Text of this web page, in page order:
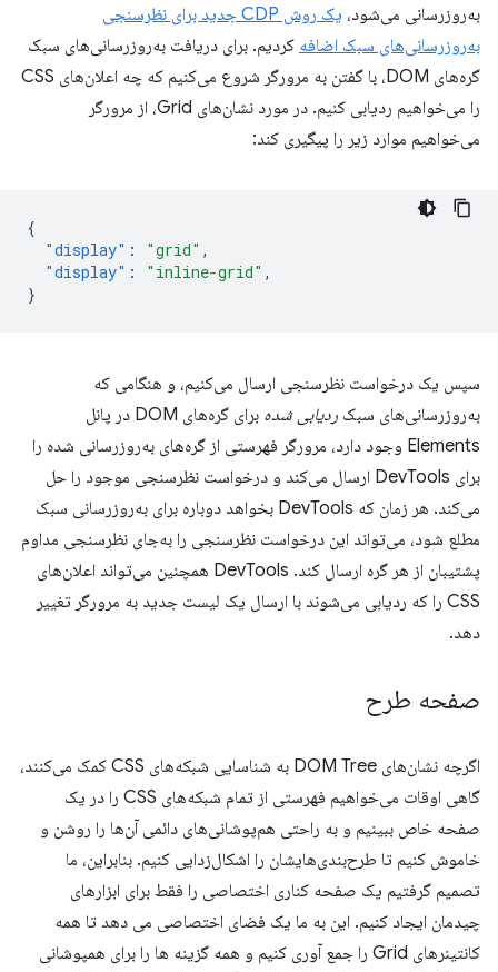
به‌روزرسانی می‌شود،
یک روش CDP جدید برای نظرسنجی
به‌روزرسانی‌های سبک اضافه کردیم. برای دریافت به‌روزرسانی‌های سبک
گره‌های DOM، با گفتن به مرورگر شروع می‌کنیم که چه اعلان‌های CSS
را می‌خواهیم ردیابی کنیم. در مورد نشان‌های Grid، از مرورگر
می‌خواهیم موارد زیر را پیگیری کند:
{
"display" : "grid" ,
"display" : "inline-grid" ,
}
سپس یک درخواست نظرسنجی ارسال می‌کنیم، و هنگامی که
به‌روزرسانی‌های سبک ردیابی شده
برای گره‌های DOM در پانل
Elements وجود دارد، مرورگر فهرستی از گره‌های به‌روزرسانی شده را
برای DevTools ارسال می‌کند و درخواست نظرسنجی موجود را حل
می‌کند. هر زمان که DevTools بخواهد دوباره برای به‌روزرسانی سبک
مطلع شود، می‌تواند این درخواست نظرسنجی را به‌جای نظرسنجی مداوم
پشتیبان از هر گره ارسال کند. DevTools همچنین می‌تواند اعلان‌های
CSS را که ردیابی می‌شوند با ارسال یک لیست جدید به مرورگر تغییر
دهد.
صفحه طرح
اگرچه نشان‌های DOM Tree به شناسایی شبکه‌های CSS کمک می‌کنند،
گاهی اوقات می‌خواهیم فهرستی از تمام شبکه‌های CSS را در یک
صفحه خاص ببینیم و به راحتی هم‌پوشانی‌های دائمی آن‌ها را روشن و
خاموش کنیم تا طرح‌بندی‌هایشان را اشکال‌زدایی کنیم. بنابراین، ما
تصمیم گرفتیم یک صفحه کناری اختصاصی را فقط برای ابزارهای
چیدمان ایجاد کنیم. این به ما یک فضای اختصاصی می دهد تا همه
کانتینرهای Grid را جمع آوری کنیم و همه گزینه ها را برای همپوشانی